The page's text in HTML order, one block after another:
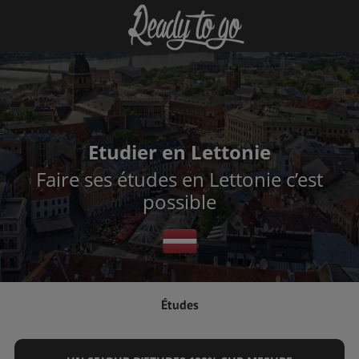
Etudier en Lettonie
Faire ses études en Lettonie c’est
possible
Études